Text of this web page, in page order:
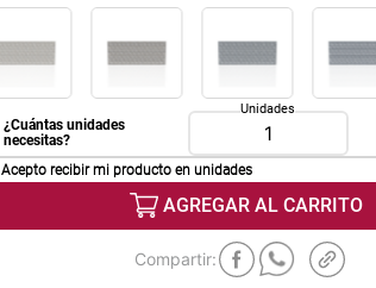
¿Cuántas unidades
necesitas?
Unidades
Acepto recibir mi producto en unidades
AGREGAR AL CARRITO